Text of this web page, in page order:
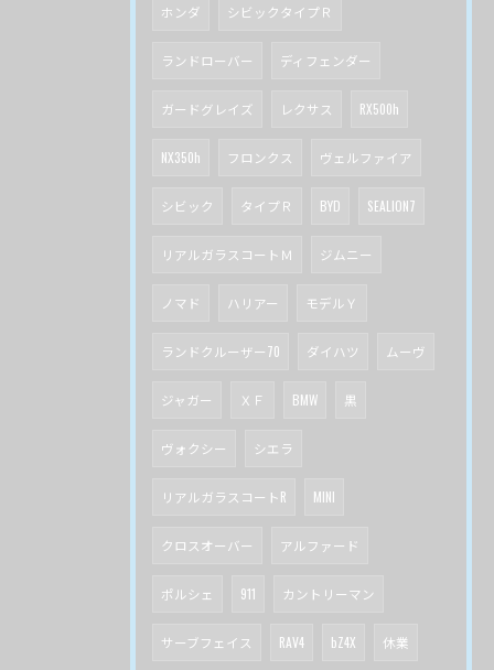
ホンダ シビックタイプＲ
ランドローバー ディフェンダー
ガードグレイズ レクサス RX500h
NX350h フロンクス ヴェルファイア
シビック タイプＲ BYD SEALION7
リアルガラスコートＭ ジムニー
ノマド ハリアー モデルＹ
ランドクルーザー70 ダイハツ ムーヴ
ジャガー ＸＦ BMW 黒
ヴォクシー シエラ
リアルガラスコートR MINI
クロスオーバー アルファード
ポルシェ 911 カントリーマン
サーブフェイス RAV4 bZ4X 休業